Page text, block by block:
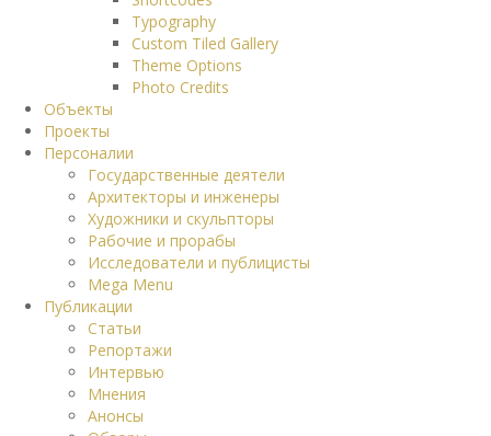
Typography
Custom Tiled Gallery
Theme Options
Photo Credits
Объекты
Проекты
Персоналии
Государственные деятели
Архитекторы и инженеры
Художники и скульпторы
Рабочие и прорабы
Исследователи и публицисты
Mega Menu
Публикации
Статьи
Репортажи
Интервью
Мнения
Анонсы